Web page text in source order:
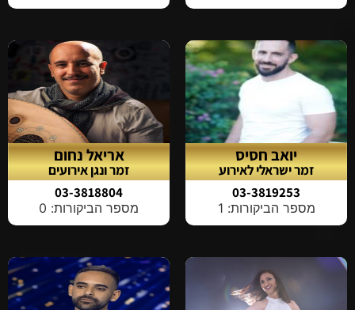
יואב חסיס
זמר ישראלי לאירוע
03-3819253
מספר הביקורות: 1
אריאל נחום
זמר ונגן אירועים
03-3818804
מספר הביקורות: 0